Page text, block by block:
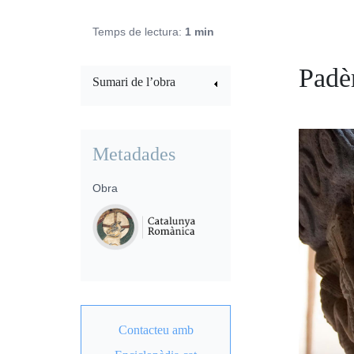
Temps de lectura: 1 min
Sumari de l’obra
Metadades
Obra
Contacteu amb